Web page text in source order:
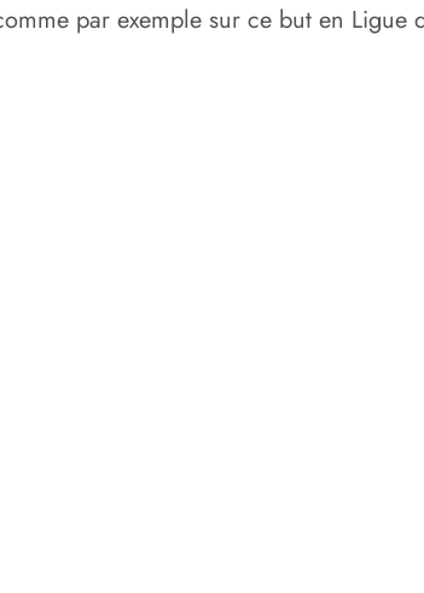
par exemple sur ce but en Ligue